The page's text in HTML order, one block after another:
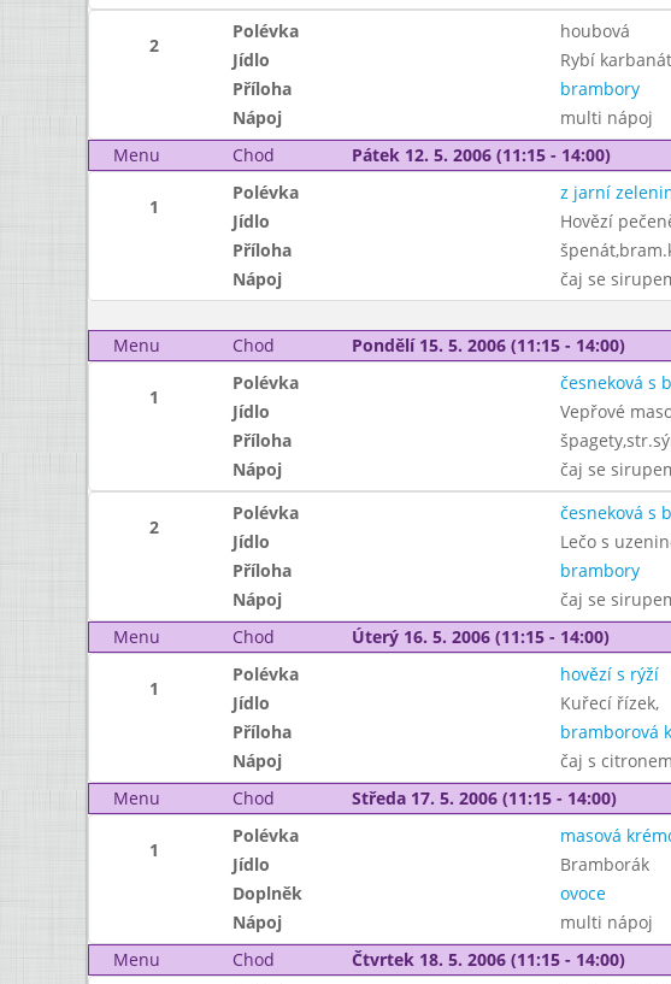
2
Polévka
houbová
Jídlo
Rybí
Příloha
brambory
Nápoj
multi nápoj
Menu
Chod Pátek 12. 5. 2006 (11:15 - 14:00)
1
Polévka
z jarní
Jídlo
Hovězí
Příloha
Nápoj
čaj se
Menu
Chod Pondělí 15. 5. 2006 (11:15 - 14:00)
1
Polévka
česneková s
Jídlo
Vepřové
Příloha
Nápoj
čaj se
2
Polévka
česneková s
Jídlo
Lečo s
Příloha
brambory
Nápoj
čaj se
Menu
Chod Úterý 16. 5. 2006 (11:15 - 14:00)
1
Polévka
hovězí s rýží
Jídlo
Kuřecí řízek,
Příloha
bramborová
Nápoj
čaj s citronem
Menu
Chod Středa 17. 5. 2006 (11:15 - 14:00)
1
Polévka
masová
Jídlo
Bramborák
Doplněk
ovoce
Nápoj
multi nápoj
Menu
Chod Čtvrtek 18. 5. 2006 (11:15 - 14:00)